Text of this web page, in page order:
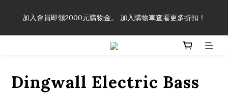
享有弦線、配件終生89折優惠！
加入會員即領2000元購物金。 加入購物車查看更多折扣！
「一生弦命！」單筆購買弦線、配件滿$999（不含運費），即可
Dingwall Electric Bass